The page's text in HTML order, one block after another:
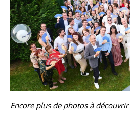
Encore plus de photos à découvrir